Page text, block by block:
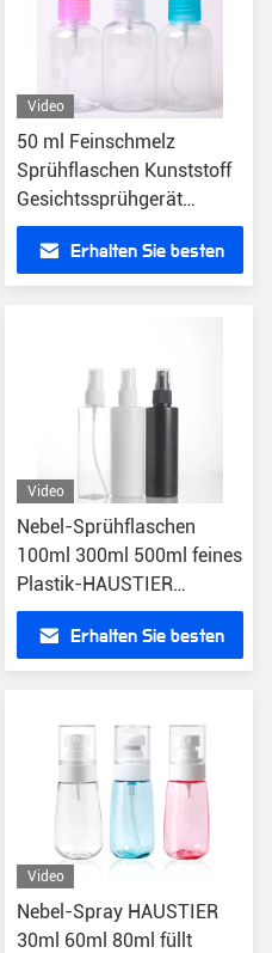
Video
50 ml Feinschmelz
Sprühflaschen Kunststoff
Gesichtssprühgerät
Reisebottel PET
TransparentErhalten Sie besten
Video
Nebel-Sprühflaschen
100ml 300ml 500ml feines
Plastik-HAUSTIER
kosmetischer
Gesichtssprüher
Erhalten Sie besten
Video
Nebel-Spray HAUSTIER
30ml 60ml 80ml füllt